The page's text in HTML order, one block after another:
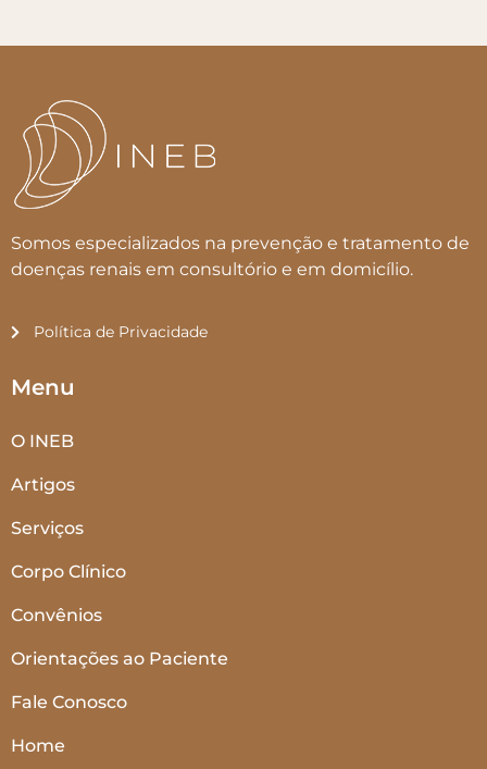
Somos especializados na prevenção e tratamento de
doenças renais em consultório e em domicílio.
Política de Privacidade
Menu
O INEB
Artigos
Serviços
Corpo Clínico
Convênios
Orientações ao Paciente
Fale Conosco
Home